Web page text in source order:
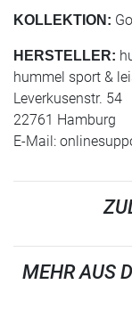
KOLLEKTION: Go
HERSTELLER:
hummel sport &
Leverkusenstr. 54
22761 Hamburg
E-Mail:
MEHR AUS